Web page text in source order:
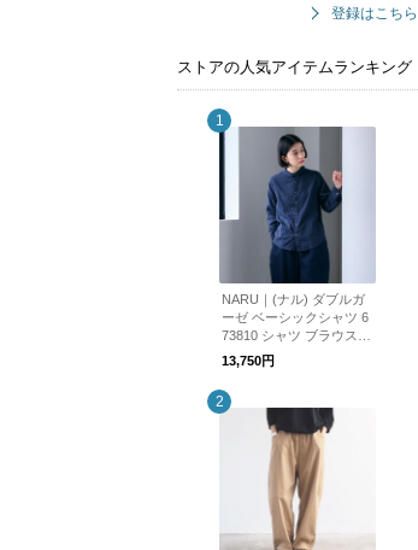
登録はこちら
ストアの人気アイテムランキング
NARU｜(ナル) ダブルガ
ーゼ ベーシックシャツ 6
73810 シャツ ブラウス
ダブルガーゼ
13,750円